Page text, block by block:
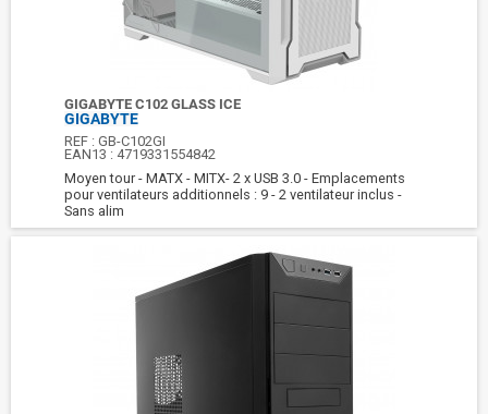
GIGABYTE C102 GLASS ICE
GIGABYTE
REF :GB-C102GI
EAN13 : 4719331554842
Moyen tour - MATX - MITX- 2 x USB 3.0 - Emplacements
pour ventilateurs additionnels : 9 - 2 ventilateur inclus -
Sans alim